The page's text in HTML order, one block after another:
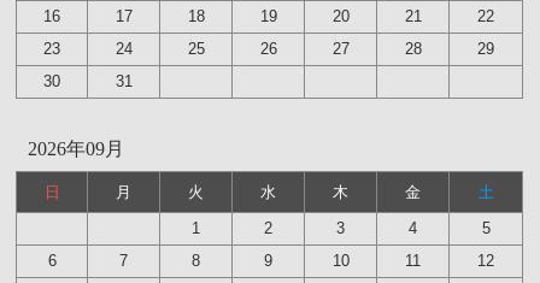
16
17 18 19 20 21
22
23
24 25 26 27 28
29
30
31
2026年09月
日 月 火 水 木 金
土
1
2 3 4
5
6
7 8 9 10 11
12